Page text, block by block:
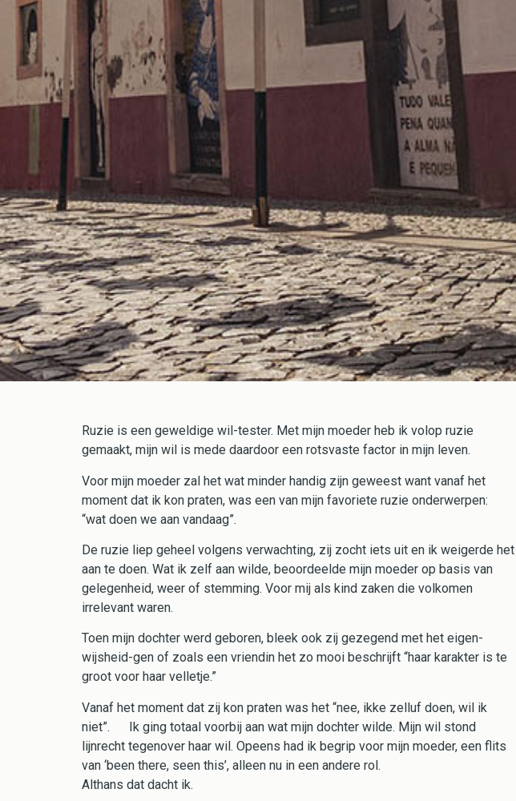
Ruzie is een geweldige wil-tester. Met mijn moeder heb ik volop ruzie
gemaakt, mijn wil is mede daardoor een rotsvaste factor in mijn leven.
Voor mijn moeder zal het wat minder handig zijn geweest want vanaf het
moment dat ik kon praten, was een van mijn favoriete ruzie onderwerpen:
“wat doen we aan vandaag”.
De ruzie liep geheel volgens verwachting, zij zocht iets uit en ik weigerde het
aan te doen. Wat ik zelf aan wilde, beoordeelde mijn moeder op basis van
gelegenheid, weer of stemming. Voor mij als kind zaken die volkomen
irrelevant waren.
Toen mijn dochter werd geboren, bleek ook zij gezegend met het eigen-
wijsheid-gen of zoals een vriendin het zo mooi beschrijft “haar karakter is te
groot voor haar velletje.”
Vanaf het moment dat zij kon praten was het “nee, ikke zelluf doen, wil ik
niet”. Ik ging totaal voorbij aan wat mijn dochter wilde. Mijn wil stond
lijnrecht tegenover haar wil. Opeens had ik begrip voor mijn moeder, een flits
van ‘been there, seen this’, alleen nu in een andere rol.
Althans dat dacht ik.